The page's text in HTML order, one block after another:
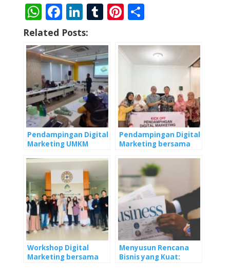
W
h
at
s
A
p
p
F
ac
e
b
o
o
k
Li
n
k
e
dI
n
T
m
bl
r
Pi
er
e
S
ar
e
Related Posts:
Pendampingan Digital
Marketing UMKM
Dharma Bakti Astra
Pendampingan Digital
Marketing bersama
Workshop Digital
Marketing bersama
Menyusun Rencana
Bisnis yang Kuat: